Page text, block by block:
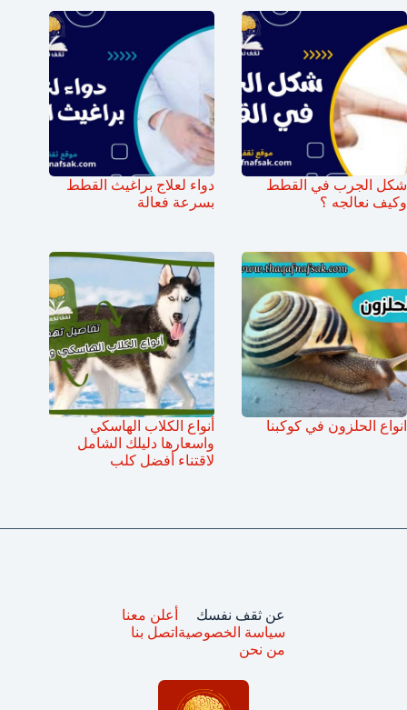
شكل الجرب في القطط
وكيف نعالجه ؟
دواء لعلاج براغيث القطط
بسرعة فعالة
انواع الحلزون في كوكبنا
أنواع الكلاب الهاسكي
واسعارها دليلك الشامل
لاقتناء أفضل كلب
عن ثقف نفسك
سياسة الخصوصية
من نحن
أعلن معنا
اتصل بنا